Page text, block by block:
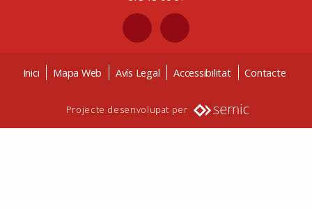
Inici Mapa Web Avís Legal Accessibilitat Contacte
Projecte desenvolupat per